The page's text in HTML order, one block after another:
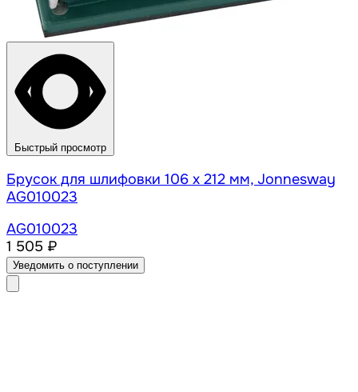
Быстрый просмотр
Брусок для шлифовки 106 х 212 мм, Jonnesway
AG010023
AG010023
1 505 ₽
Уведомить о поступлении